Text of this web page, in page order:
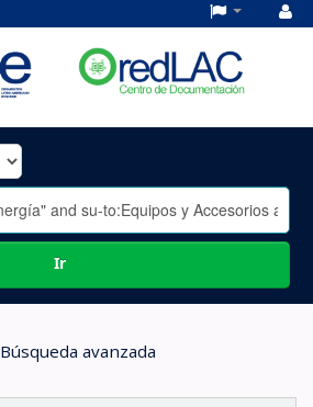
Ir
Búsqueda avanzada